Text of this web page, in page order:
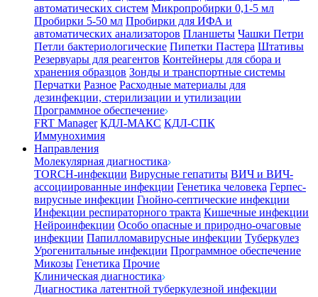
автоматических систем Микропробирки 0,1-5 мл
Пробирки 5-50 мл Пробирки для ИФА и
автоматических анализаторов Планшеты Чашки Петри
Петли бактериологические Пипетки Пастера Штативы
Резервуары для реагентов Контейнеры для сбора и
хранения образцов Зонды и транспортные системы
Перчатки Разное Расходные материалы для
дезинфекции, стерилизации и утилизации
Программное обеспечение
FRT Manager КДЛ-МАКС КДЛ-СПК
Иммунохимия
Направления
Молекулярная диагностика
TORCH-инфекции Вирусные гепатиты ВИЧ и ВИЧ-
ассоциированные инфекции Генетика человека Герпес-
вирусные инфекции Гнойно-септические инфекции
Инфекции респираторного тракта Кишечные инфекции
Нейроинфекции Особо опасные и природно-очаговые
инфекции Папилломавирусные инфекции Туберкулез
Урогенитальные инфекции Программное обеспечение
Микозы Генетика Прочие
Клиническая диагностика
Диагностика латентной туберкулезной инфекции